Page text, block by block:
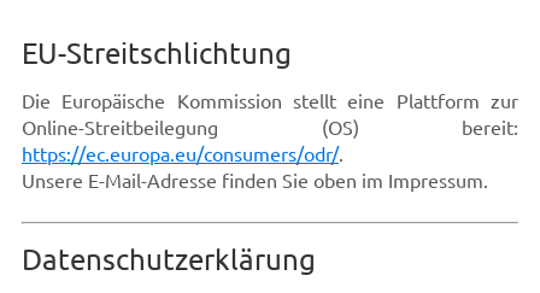
EU-Streitschlichtung
Die Europäische Kommission stellt eine Plattform zur
Online-Streitbeilegung (OS) bereit:
https://ec.europa.eu/consumers/odr/.
Unsere E-Mail-Adresse finden Sie oben im Impressum.
Datenschutzerklärung